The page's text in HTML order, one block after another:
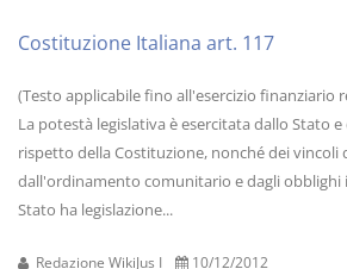
Costituzione Italiana art. 117
(Testo applicabile fino all'esercizio finanziario
La potestà legislativa è esercitata dallo Stato e
rispetto della Costituzione, nonché dei vincoli
dall'ordinamento comunitario e dagli obblighi
Stato ha legislazione...
Redazione WikiJus I 10/12/2012